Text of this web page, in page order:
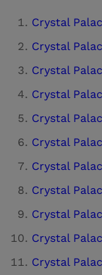
Crystal
Crystal
Crystal
Crystal
Crystal
Crystal
Crystal
Crystal
Crystal
Crystal
Crystal